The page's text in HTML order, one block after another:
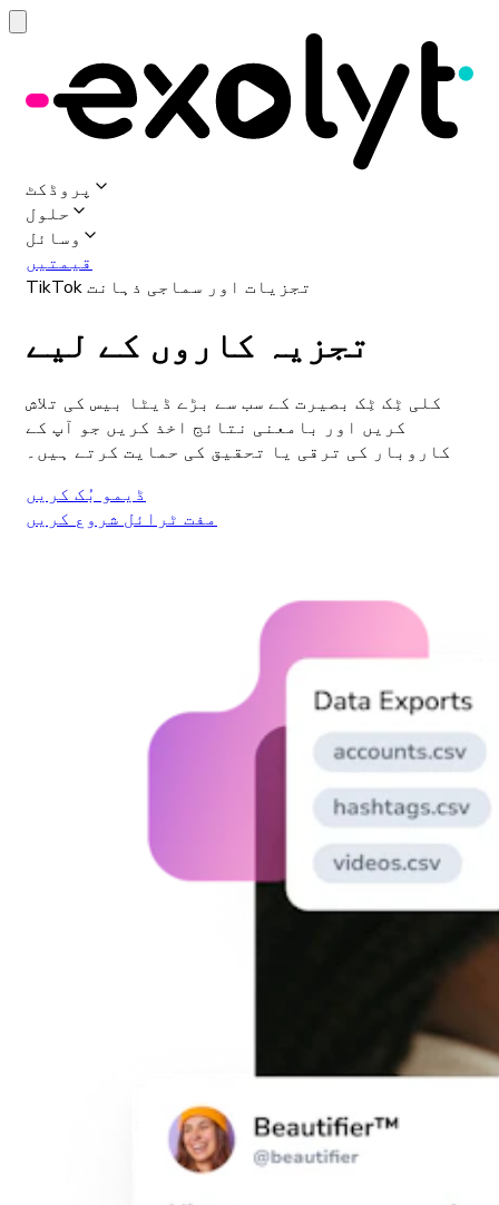
پروڈکٹ
حلول
وسائل
قیمتیں
TikTok تجزیات اور سماجی ذہانت
تجزیہ کاروں کے لیے
کلی ٹِک ٹِک بصیرت کے سب سے بڑے ڈیٹا بیس کی تلاش
کریں اور بامعنی نتائج اخذ کریں جو آپ کے
کاروبار کی ترقی یا تحقیق کی حمایت کرتے ہیں۔
ڈیمو بُک کریں
مفت ٹرائل شروع کریں